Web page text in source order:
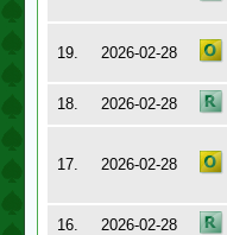
19. 2026-02-28
18. 2026-02-28
17. 2026-02-28
16. 2026-02-28